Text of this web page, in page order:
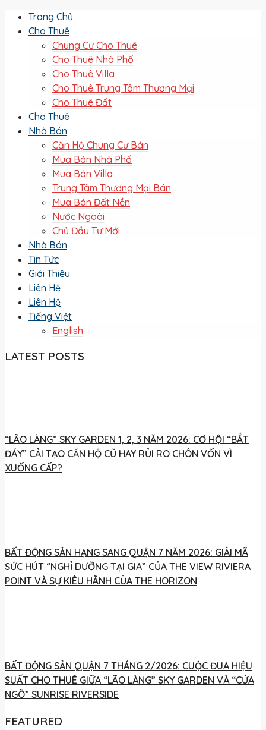
Trang Chủ
Cho Thuê
Chung Cư Cho Thuê
Cho Thuê Nhà Phố
Cho Thuê Villa
Cho Thuê Trung Tâm Thương Mại
Cho Thuê Đất
Cho Thuê
Nhà Bán
Căn Hộ Chung Cư Bán
Mua Bán Nhà Phố
Mua Bán Villa
Trung Tâm Thương Mại Bán
Mua Bán Đất Nền
Nước Ngoài
Chủ Đầu Tư Mới
Nhà Bán
Tin Tức
Giới Thiệu
Liên Hệ
Liên Hệ
Tiếng Việt
English
LATEST POSTS
“LÃO LÀNG” SKY GARDEN 1, 2, 3 NĂM 2026: CƠ HỘI “BẮT
ĐÁY” CẢI TẠO CĂN HỘ CŨ HAY RỦI RO CHÔN VỐN VÌ
XUỐNG CẤP?
BẤT ĐỘNG SẢN HẠNG SANG QUẬN 7 NĂM 2026: GIẢI MÃ
SỨC HÚT “NGHỈ DƯỠNG TẠI GIA” CỦA THE VIEW RIVIERA
POINT VÀ SỰ KIÊU HÃNH CỦA THE HORIZON
BẤT ĐỘNG SẢN QUẬN 7 THÁNG 2/2026: CUỘC ĐUA HIỆU
SUẤT CHO THUÊ GIỮA “LÃO LÀNG” SKY GARDEN VÀ “CỬA
NGÕ” SUNRISE RIVERSIDE
FEATURED